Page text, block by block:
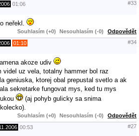
01:06 #33
neřekl.
Souhlasím (+0) Nesouhlasím (-0) Odpovědět
01:10 #34
akoze udiv
videl uz vela, totalny hammer bol raz
geniuska, ktorej obal prepustal svetlo a ak
sekretarke fungovat mys, ked tu mys
(aj pohyb gulicky sa snima
Souhlasím (+0) Nesouhlasím (-0) Odpovědět
00:53 #27